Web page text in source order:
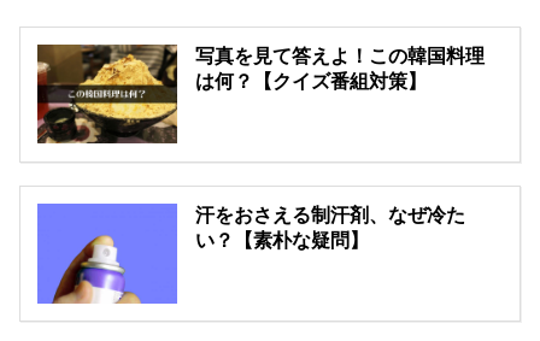
写真を見て答えよ！この韓国料理
は何？【クイズ番組対策】
汗をおさえる制汗剤、なぜ冷た
い？【素朴な疑問】